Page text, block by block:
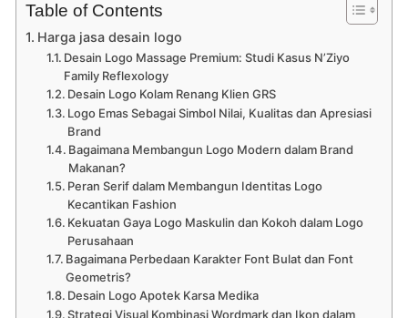
Table of Contents
Harga jasa desain logo
Desain Logo Massage Premium: Studi Kasus N’Ziyo
Family Reflexology
Desain Logo Kolam Renang Klien GRS
Logo Emas Sebagai Simbol Nilai, Kualitas dan Apresiasi
Brand
Bagaimana Membangun Logo Modern dalam Brand
Makanan?
Peran Serif dalam Membangun Identitas Logo
Kecantikan Fashion
Kekuatan Gaya Logo Maskulin dan Kokoh dalam Logo
Perusahaan
Bagaimana Perbedaan Karakter Font Bulat dan Font
Geometris?
Desain Logo Apotek Karsa Medika
Strategi Visual Kombinasi Wordmark dan Ikon dalam